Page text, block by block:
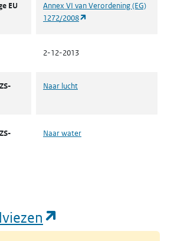
EU
Annex VI van Verordening (EG)
1272/2008
2-12-2013
Naar lucht
Naar water